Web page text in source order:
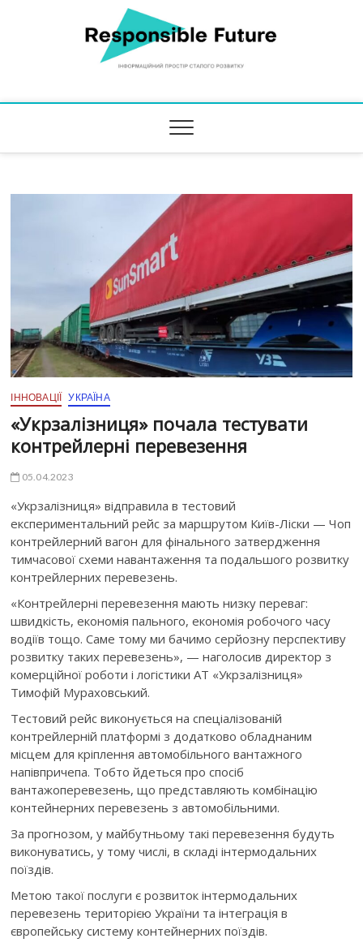
Responsible Future
ІННОВАЦІЇ УКРАЇНА
«Укрзалізниця» почала тестувати
контрейлерні перевезення
05.04.2023
«Укрзалізниця» відправила в тестовий
експериментальний рейс за маршрутом Київ-Ліски — Чоп
контрейлерний вагон для фінального затвердження
тимчасової схеми навантаження та подальшого розвитку
контрейлерних перевезень.
«Контрейлерні перевезення мають низку переваг:
швидкість, економія пального, економія робочого часу
водіїв тощо. Саме тому ми бачимо серйозну перспективу
розвитку таких перевезень», — наголосив директор з
комерційної роботи і логістики АТ «Укрзалізниця»
Тимофій Мураховський.
Тестовий рейс виконується на спеціалізованій
контрейлерній платформі з додатково обладнаним
місцем для кріплення автомобільного вантажного
напівпричепа. Тобто йдеться про спосіб
вантажоперевезень, що представляють комбінацію
контейнерних перевезень з автомобільними.
За прогнозом, у майбутньому такі перевезення будуть
виконуватись, у тому числі, в складі інтермодальних
поїздів.
Метою такої послуги є розвиток інтермодальних
перевезень територією України та інтеграція в
європейську систему контейнерних поїздів.